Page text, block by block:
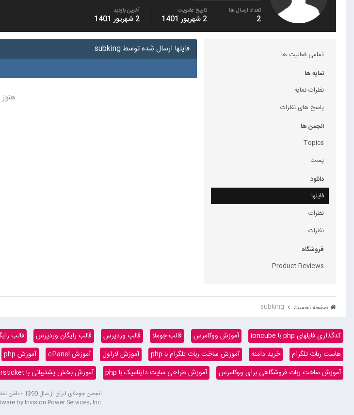
تعداد ارسال ها
2
تاریخ عضویت
2 شهریور 1401
آخرین بازدید
2 شهریور 1401
تمامی فعالیت ها
نمایه ها
نظرات نمایه
پاسخ های نظرات
انجمن ها
Topics
پست
دانلود
فایلها
نظرات
نظرات
فروشگاه
Product Reviews
فایلها ارسال شده توسط subking
صفحه نخست subking
کدگذاری فایلهای php با ioncube آموزش ووکامرس قالب جوملا قالب وردپرس قالب رایگان وردپرس قالب
هاست ربات تلگرام
خرید دامنه آموزش ساخت ربات تلگرام با php آموزش لاراول آموزش cPanel آموزش php
آموزش ساخت ربات فروشگاهی برای ووکامرس
آموزش طراحی سایت داینامیک با php آموزش بخش پشتیبانی با rsticket
انجمن جوملای ایران از سال 1390 - تلفن تماس 02165399984
by Invision Power Services, Inc.